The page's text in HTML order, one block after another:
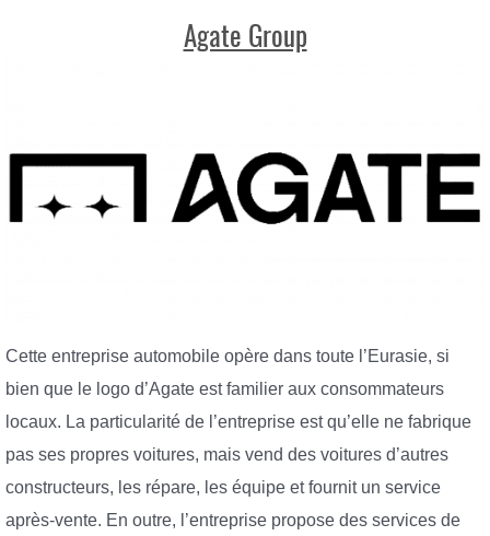
Agate Group
Cette entreprise automobile opère dans toute l’Eurasie, si
bien que le logo d’Agate est familier aux consommateurs
locaux. La particularité de l’entreprise est qu’elle ne fabrique
pas ses propres voitures, mais vend des voitures d’autres
constructeurs, les répare, les équipe et fournit un service
après-vente. En outre, l’entreprise propose des services de